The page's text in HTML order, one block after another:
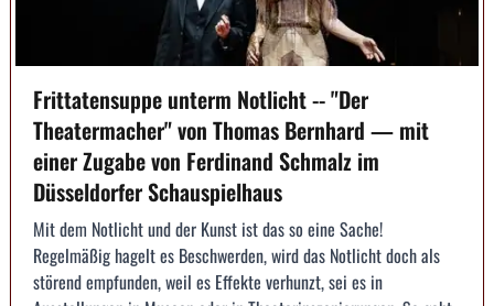
Frittatensuppe unterm Notlicht -- "Der
Theatermacher" von Thomas Bernhard — mit
einer Zugabe von Ferdinand Schmalz im
Düsseldorfer Schauspielhaus
Mit dem Notlicht und der Kunst ist das so eine Sache!
Regelmäßig hagelt es Beschwerden, wird das Notlicht doch als
störend empfunden, weil es Effekte verhunzt, sei es in